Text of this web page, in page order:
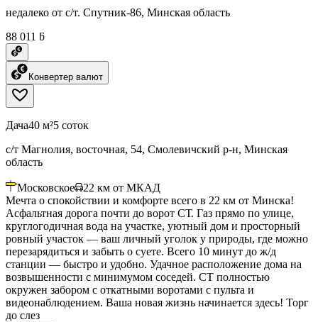
недалеко от с/т. Спутник-86, Минская область
88 011 ƃ
Конвертер валют
Дача40 м²5 соток
с/т Магнолия, восточная, 54, Смолевичский р-н, Минская
область
Московское 22 км от МКАД
Мечта о спокойствии и комфорте всего в 22 км от Минска!
Асфальтная дорога почти до ворот СТ. Газ прямо по улице,
круглогодичная вода на участке, уютный дом и просторный
ровный участок — ваш личный уголок у природы, где можно
перезарядиться и забыть о суете. Всего 10 минут до ж/д
станции — быстро и удобно. Удачное расположение дома на
возвышенности с минимумом соседей. СТ полностью
окружен забором с откатными воротами с пульта и
видеонаблюдением. Ваша новая жизнь начинается здесь! Торг
до слез